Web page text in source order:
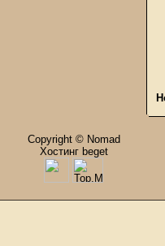
Copyright © Nomad
Хостинг beget